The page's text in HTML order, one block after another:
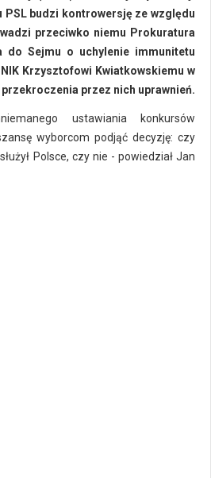
PSL budzi kontrowersję ze względu
przeciwko niemu Prokuratura
do Sejmu o uchylenie immunitetu
Krzysztofowi Kwiatkowskiemu w
przez nich uprawnień.
ustawiania konkursów
wyborcom podjąć decyzję: czy
Polsce, czy nie - powiedział Jan